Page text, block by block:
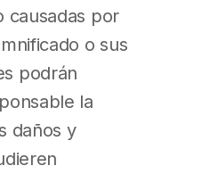
causadas por
o sus
podrán
la
daños y